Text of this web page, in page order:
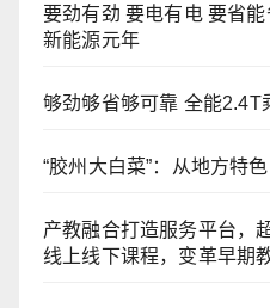
要劲有劲 要电有电 要省
新能源元年
够劲够省够可靠 全能2.4T
“胶州大白菜”：从地方特
产教融合打造服务平台，
线上线下课程，变革早期